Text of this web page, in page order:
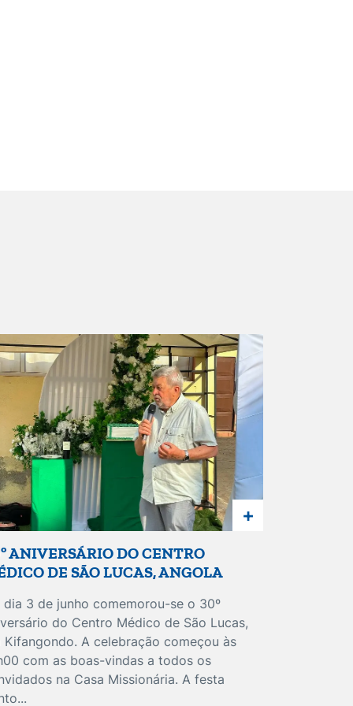
+
ANIVERSÁRIO DO CENTRO
DE SÃO LUCAS, ANGOLA
dia 3 de junho comemorou-se o 30º
do Centro Médico de São Lucas,
Kifangondo. A celebração começou às
com as boas-vindas a todos os
na Casa Missionária. A festa